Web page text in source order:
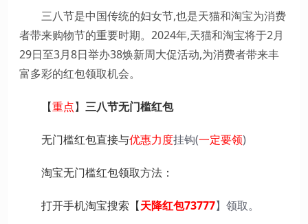
三八节是中国传统的妇女节,也是天猫和淘宝为消费
者带来购物节的重要时期。2024年,天猫和淘宝将于2月
29日至3月8日举办38焕新周大促活动,为消费者带来丰
富多彩的红包领取机会。
【重点】 三八节无门槛红包
无门槛红包直接与优惠力度挂钩(一定要领)
淘宝无门槛红包领取方法：
打开手机淘宝搜索【天降红包73777】领取。